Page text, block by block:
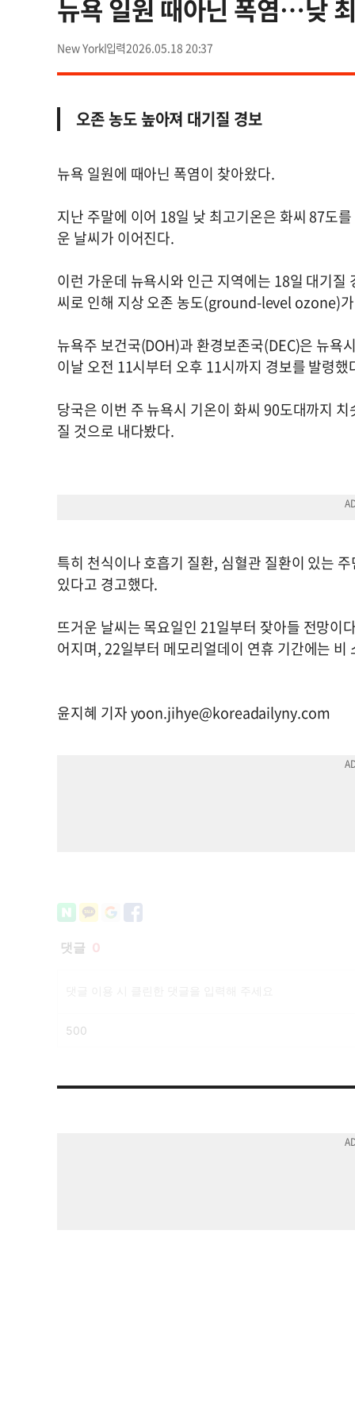
뉴욕 일원 때아닌 폭염…낮
New York 2026.05.18 20:37
오존 농도 높아져 대기질 경보
뉴욕 일원에 때아닌 폭염이 찾아왔다.
지난 주말에 이어 18일 낮 최고기온은 화씨 87도
운 날씨가 이어진다.
이런 가운데 뉴욕시와 인근 지역에는 18일 대기
씨로 인해 지상 오존 농도(ground-level ozone)
뉴욕주 보건국(DOH)과 환경보존국(DEC)은 뉴욕
이날 오전 11시부터 오후 11시까지 경보를 발령했
당국은 이번 주 뉴욕시 기온이 화씨 90도대까지
질 것으로 내다봤다.
특히 천식이나 호흡기 질환, 심혈관 질환이 있는
있다고 경고했다.
뜨거운 날씨는 목요일인 21일부터 잦아들 전망이
어지며, 22일부터 메모리얼데이 연휴 기간에는
윤지혜 기자yoon.jihye@koreadailyny.com